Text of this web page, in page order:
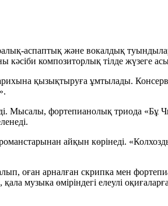
аспаптық және вокалдық
кәсіби композиторлық тілде жүзеге
қызықтыруға ұмтылады.
.
Мысалы, фортепианолық триода «Бұ
айқын көрінеді.
оған арналған скрипка мен
музыка өміріндегі елеулі